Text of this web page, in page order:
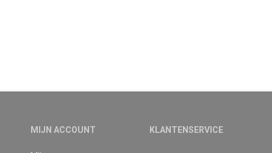
MIJN ACCOUNT KLANTENSERVICE